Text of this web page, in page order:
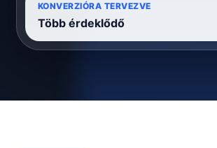
KONVERZIÓRA TERVEZVE
Több érdeklődő